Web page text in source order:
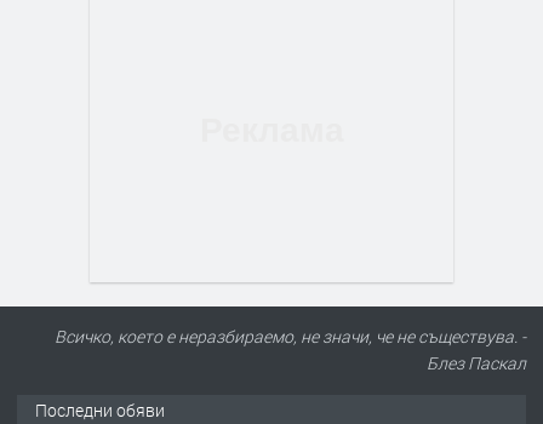
Всичко, което е неразбираемо, не значи, че не съществува. -
Блез Паскал
Последни обяви